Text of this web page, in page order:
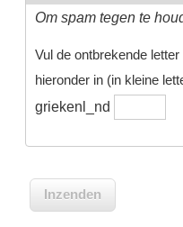
Om spam tegen te
Vul de ontbrekende
hieronder in (in kleine
griekenl_nd